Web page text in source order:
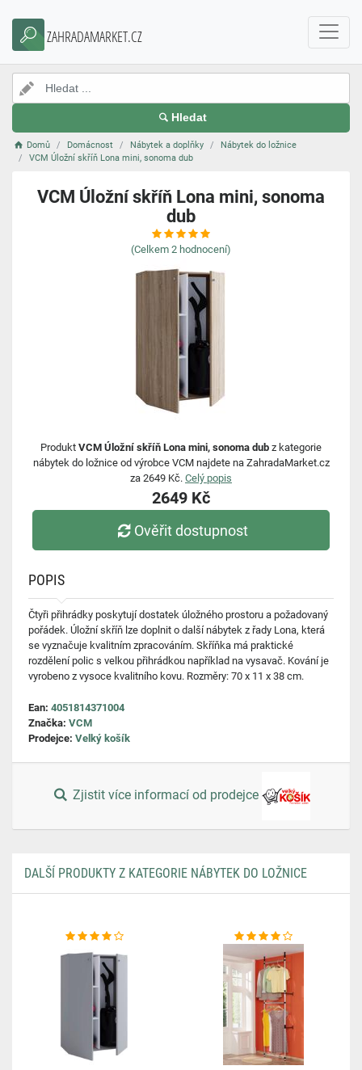
ZAHRADAMARKET.CZ
Hledat
Domů Domácnost Nábytek a doplňky
Nábytek do ložnice
VCM Úložní skříň Lona mini, sonoma dub
VCM Úložní skříň Lona mini, sonoma
dub
(Celkem 2 hodnocení)
Produkt VCM Úložní skříň Lona mini, sonoma dub z kategorie
nábytek do ložnice od výrobce VCM najdete na ZahradaMarket.cz
za 2649 Kč. Celý popis
2649 Kč
Ověřit dostupnost
POPIS
Čtyři přihrádky poskytují dostatek úložného prostoru a požadovaný
pořádek. Úložní skříň lze doplnit o další nábytek z řady Lona, která
se vyznačuje kvalitním zpracováním. Skříňka má praktické
rozdělení polic s velkou přihrádkou například na vysavač. Kování je
vyrobeno z vysoce kvalitního kovu. Rozměry: 70 x 11 x 38 cm.
Ean: 4051814371004
Značka: VCM
Prodejce: Velký košík
Zjistit více informací od prodejce
DALŠÍ PRODUKTY Z KATEGORIE NÁBYTEK DO LOŽNICE